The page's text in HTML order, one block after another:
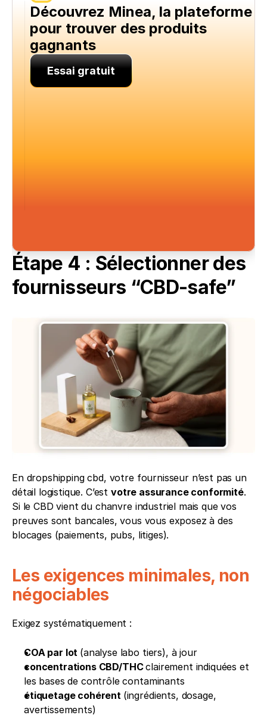
Découvrez Minea, la plateforme
pour trouver des produits
gagnants
Essai gratuit
Étape 4 : Sélectionner des
fournisseurs “CBD-safe”
En dropshipping cbd, votre fournisseur n’est pas un
détail logistique. C’est votre assurance conformité.
Si le CBD vient du chanvre industriel mais que vos
preuves sont bancales, vous vous exposez à des
blocages (paiements, pubs, litiges).
Les exigences minimales, non
négociables
Exigez systématiquement :
COA par lot (analyse labo tiers), à jour
concentrations CBD/THC clairement indiquées et
les bases de contrôle contaminants
étiquetage cohérent (ingrédients, dosage,
avertissements)